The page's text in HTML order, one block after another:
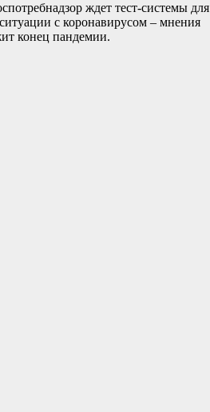
ждет тест-системы для
с коронавирусом – мнения
конец пандемии.